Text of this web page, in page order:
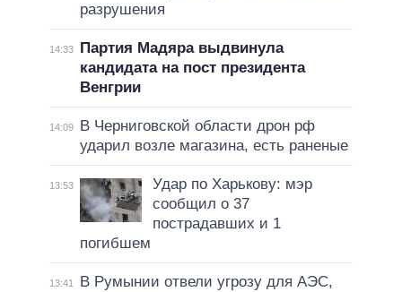
разрушения
14:33
Партия Мадяра выдвинула
кандидата на пост президента
Венгрии
14:09
В Черниговской области дрон рф
ударил возле магазина, есть раненые
13:53
Удар по Харькову: мэр
сообщил о 37
пострадавших и 1
погибшем
13:41
В Румынии отвели угрозу для АЭС,